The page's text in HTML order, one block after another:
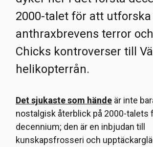
2000-talet för att
anthraxbrevens terror
Chicks kontroverser till
helikopterrån.
Det sjukaste som hände är inte
nostalgisk återblick på 2000-talets
decennium; den är en inbjudan till
kunskapsfrosseri och